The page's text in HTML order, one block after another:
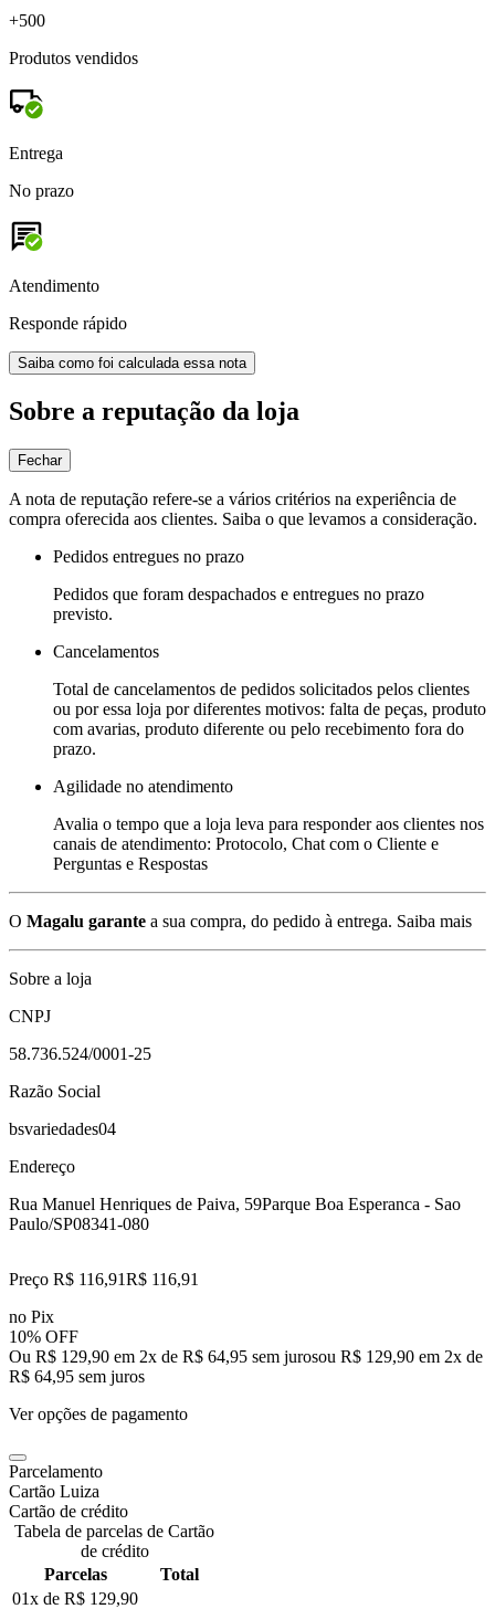
+500
Produtos vendidos
Entrega
No prazo
Atendimento
Responde rápido
Saiba como foi calculada essa nota
Sobre a reputação da loja
Fechar
A nota de reputação refere-se a vários critérios na experiência de
compra oferecida aos clientes. Saiba o que levamos a consideração.
Pedidos entregues no prazo
Pedidos que foram despachados e entregues no prazo
previsto.
Cancelamentos
Total de cancelamentos de pedidos solicitados pelos clientes
ou por essa loja por diferentes motivos: falta de peças, produto
com avarias, produto diferente ou pelo recebimento fora do
prazo.
Agilidade no atendimento
Avalia o tempo que a loja leva para responder aos clientes nos
canais de atendimento: Protocolo, Chat com o Cliente e
Perguntas e Respostas
O Magalu garante a sua compra, do pedido à entrega. Saiba mais
Sobre a loja
CNPJ
58.736.524/0001-25
Razão Social
bsvariedades04
Endereço
Rua Manuel Henriques de Paiva, 59Parque Boa Esperanca - Sao
Paulo/SP08341-080
Preço R$ 116,91R$ 116,91
no Pix
10% OFF
Ou R$ 129,90 em 2x de R$ 64,95 sem jurosou R$ 129,90 em 2x de
R$ 64,95 sem juros
Ver opções de pagamento
Parcelamento
Cartão Luiza
Cartão de crédito
Tabela de parcelas de Cartão
de crédito
Parcelas
Total
01x de R$ 129,90